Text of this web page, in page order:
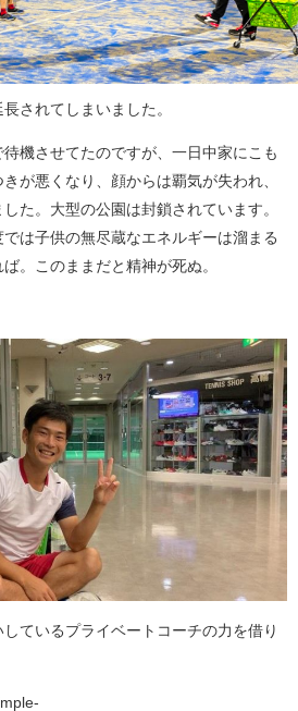
されてしまいました。
機させてたのですが、一日中家にこも
が悪くなり、顔からは覇気が失われ、
た。大型の公園は封鎖されています。
は子供の無尽蔵なエネルギーは溜まる
。このままだと精神が死ぬ。
ているプライベートコーチの力を借り